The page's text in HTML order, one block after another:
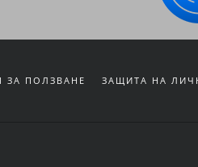
ЗА ПОЛЗВАНЕ ЗАЩИТА НА